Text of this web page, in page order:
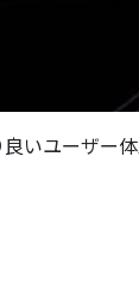
ュッセルに
いユーザー